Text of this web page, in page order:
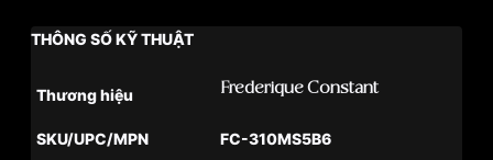
THÔNG SỐ KỸ THUẬT
Thương hiệu Frederique Constant
SKU/UPC/MPN FC-310MS5B6